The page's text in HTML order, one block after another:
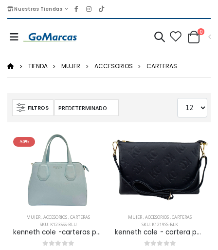
Nuestras Tiendas
0
TIENDA MUJER ACCESORIOS CARTERAS
FILTROS
-50%
MUJER,ACCESORIOS,CARTERAS
SKU: K1235SS-BLU
kenneth cole -carteras para mujer
MUJER,ACCESORIOS,CARTERAS
SKU: K1219SS-BLK
kenneth cole - cartera para mujer